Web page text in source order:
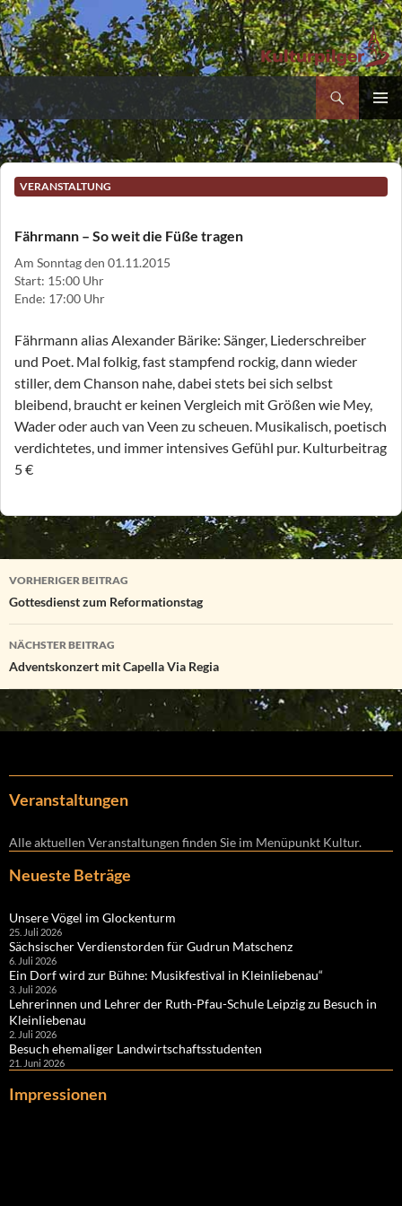
Kultur- und Pilgerverein Kleinliebenau e.V.
Suchen
MENÜ
Zum
Inhalt
springen
VERANSTALTUNG
Fährmann – So weit die Füße tragen
Am Sonntag den 01.11.2015
Start: 15:00 Uhr
Ende: 17:00 Uhr
Fährmann alias Alexander Bärike: Sänger, Liederschreiber
und Poet. Mal folkig, fast stampfend rockig, dann wieder
stiller, dem Chanson nahe, dabei stets bei sich selbst
bleibend, braucht er keinen Vergleich mit Größen wie Mey,
Wader oder auch van Veen zu scheuen. Musikalisch, poetisch
verdichtetes, und immer intensives Gefühl pur. Kulturbeitrag
5 €
Beitragsnavigation
VORHERIGER BEITRAG
Gottesdienst zum Reformationstag
NÄCHSTER BEITRAG
Adventskonzert mit Capella Via Regia
Veranstaltungen
Alle aktuellen Veranstaltungen finden Sie im Menüpunkt Kultur.
Neueste Beträge
Unsere Vögel im Glockenturm
25. Juli 2026
Sächsischer Verdienstorden für Gudrun Matschenz
6. Juli 2026
Ein Dorf wird zur Bühne: Musikfestival in Kleinliebenau“
3. Juli 2026
Lehrerinnen und Lehrer der Ruth-Pfau-Schule Leipzig zu Besuch in
Kleinliebenau
2. Juli 2026
Besuch ehemaliger Landwirtschaftsstudenten
21. Juni 2026
Impressionen